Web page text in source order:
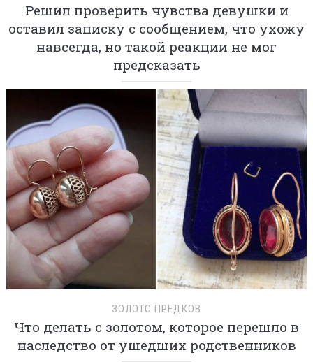
Решил проверить чувства девушки и
оставил записку с сообщением, что ухожу
навсегда, но такой реакции не мог
предсказать
ЗОЛОТО ПРЕДКОВ
Что делать с золотом, которое перешло в
наследство от ушедших родственников